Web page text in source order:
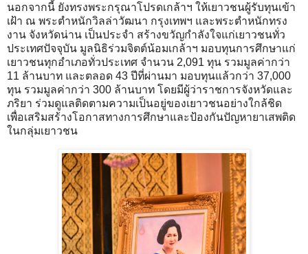
นอกจากนี้ ยังทรงพระกรุณาโปรดเกล้าฯ ให้เยาวชนผู้รับทุนเข้า
เฝ้า ณ พระตำหนักวิลล่าวัฒนา กรุงเทพฯ และพระตำหนักทรง
งาน จังหวัดน่าน เป็นประจำ สร้างขวัญกำลังใจแก่เยาวชนทั่ว
ประเทศปัจจุบัน มูลนิธิร่วมจิตต์น้อมเกล้าฯ มอบทุนการศึกษาแก่
เยาวชนทุกอำเภอทั่วประเทศ จำนวน 2,091 ทุน รวมมูลค่ากว่า
11 ล้านบาท และตลอด 43 ปีที่ผ่านมา มอบทุนแล้วกว่า 37,000
ทุน รวมมูลค่ากว่า 300 ล้านบาท โดยมีผู้ว่าราชการจังหวัดและ
ภริยา ร่วมดูแลติดตามความเป็นอยู่ของเยาวชนอย่างใกล้ชิด
เพื่อเสริมสร้างโอกาสทางการศึกษาและป้องกันปัญหายาเสพติด
ในกลุ่มเยาวชน